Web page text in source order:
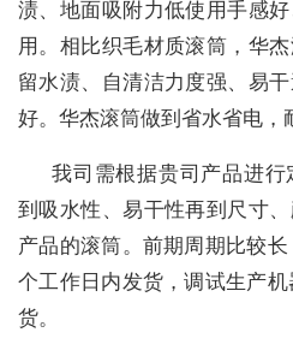
渍、地面吸附力低使用手感
用。相比织毛材质滚筒，华
留水渍、自清洁力度强、易
好。华杰滚筒做到省水省电，
我司需根据贵司产品进
到吸水性、易干性再到尺寸
产品的滚筒。前期周期比较
个工作日内发货，调试生产
货。